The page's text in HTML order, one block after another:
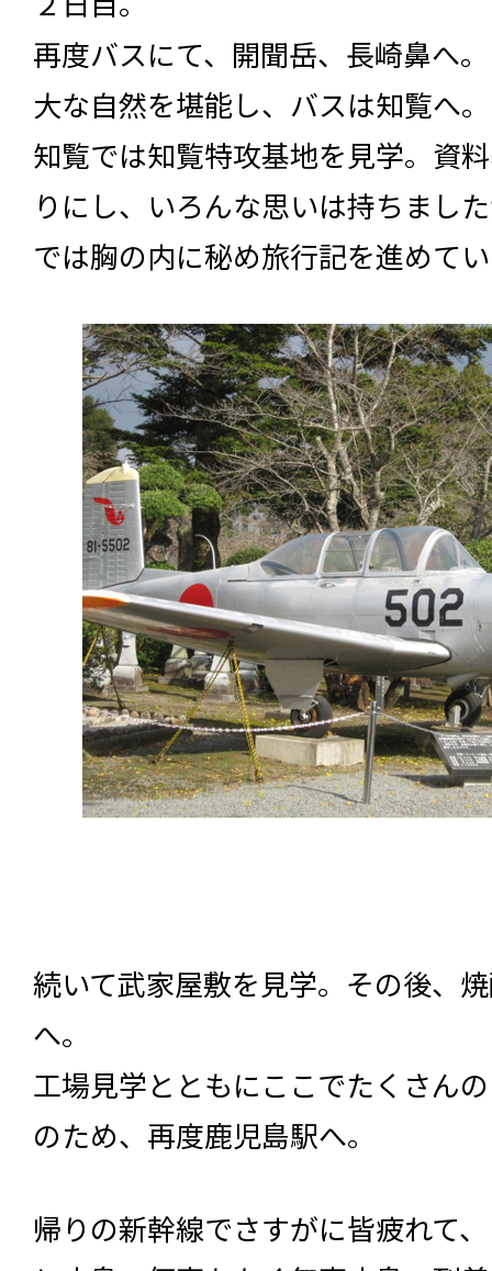
再度バスにて、開聞岳、長崎鼻へ
大な自然を堪能し、バスは知覧へ。
知覧では知覧特攻基地を見学。資
りにし、いろんな思いは持ちまし
では胸の内に秘め旅行記を進めて
続いて武家屋敷を見学。その後、
へ。
工場見学とともにここでたくさん
のため、再度鹿児島駅へ。
帰りの新幹線でさすがに皆疲れて